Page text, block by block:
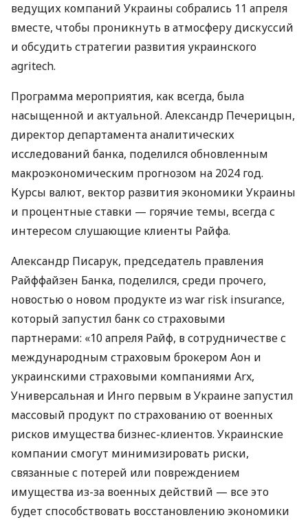
ведущих компаний Украины собрались 11 апреля
вместе, чтобы проникнуть в атмосферу дискуссий
и обсудить стратегии развития украинского
agritech.
Программа мероприятия, как всегда, была
насыщенной и актуальной. Александр Печерицын,
директор департамента аналитических
исследований банка, поделился обновленным
макроэкономическим прогнозом на 2024 год.
Курсы валют, вектор развития экономики Украины
и процентные ставки — горячие темы, всегда с
интересом слушающие клиенты Райфа.
Александр Писарук, председатель правления
Райффайзен Банка, поделился, среди прочего,
новостью о новом продукте из war risk insurance,
который запустил банк со страховыми
партнерами: «10 апреля Райф, в сотрудничестве с
международным страховым брокером Аон и
украинскими страховыми компаниями Arx,
Универсальная и Инго первым в Украине запустил
массовый продукт по страхованию от военных
рисков имущества бизнес-клиентов. Украинские
компании смогут минимизировать риски,
связанные с потерей или повреждением
имущества из-за военных действий — все это
будет способствовать восстановлению экономики